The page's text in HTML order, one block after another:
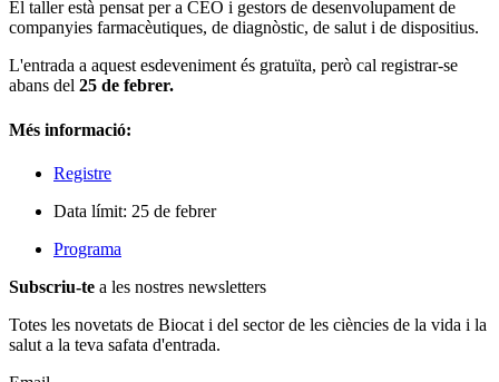
El taller està pensat per a CEO i gestors de desenvolupament de
companyies farmacèutiques, de diagnòstic, de salut i de dispositius.
L'entrada a aquest esdeveniment és gratuïta, però cal registrar-se
abans del 25 de febrer.
Més informació:
Registre
Data límit: 25 de febrer
Programa
Subscriu-te a les nostres newsletters
Totes les novetats de Biocat i del sector de les ciències de la vida i la
salut a la teva safata d'entrada.